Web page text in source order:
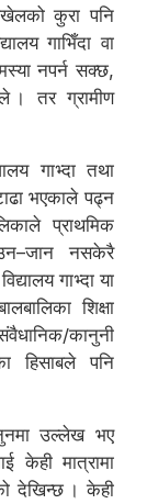
कुरा पनि
गाभिँदा वा
नपर्न सक्छ,
। तर ग्रामीण
गाभ्दा तथा
भएकाले पढ्न
प्राथमिक
नसकेरै
गाभ्दा या
शिक्षा
कानुनी
हिसाबले पनि
उल्लेख भए
केही मात्रामा
देखिन्छ । केही